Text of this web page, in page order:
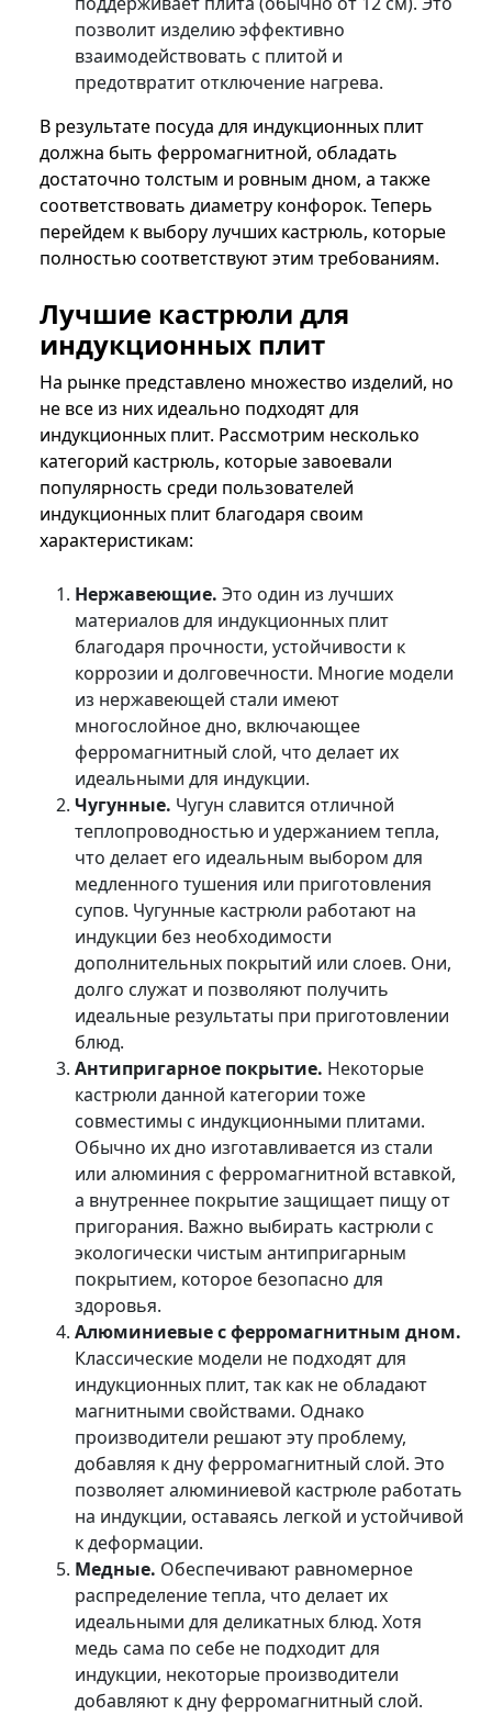
позволит изделию эффективно
взаимодействовать с плитой и
предотвратит отключение нагрева.
В результате посуда для индукционных плит
должна быть ферромагнитной, обладать
достаточно толстым и ровным дном, а также
соответствовать диаметру конфорок. Теперь
перейдем к выбору лучших кастрюль, которые
полностью соответствуют этим требованиям.
Лучшие кастрюли для
индукционных плит
На рынке представлено множество изделий, но
не все из них идеально подходят для
индукционных плит. Рассмотрим несколько
категорий кастрюль, которые завоевали
популярность среди пользователей
индукционных плит благодаря своим
характеристикам:
Нержавеющие. Это один из лучших
материалов для индукционных плит
благодаря прочности, устойчивости к
коррозии и долговечности. Многие модели
из нержавеющей стали имеют
многослойное дно, включающее
ферромагнитный слой, что делает их
идеальными для индукции.
Чугунные. Чугун славится отличной
теплопроводностью и удержанием тепла,
что делает его идеальным выбором для
медленного тушения или приготовления
супов. Чугунные кастрюли работают на
индукции без необходимости
дополнительных покрытий или слоев. Они,
долго служат и позволяют получить
идеальные результаты при приготовлении
блюд.
Антипригарное покрытие. Некоторые
кастрюли данной категории тоже
совместимы с индукционными плитами.
Обычно их дно изготавливается из стали
или алюминия с ферромагнитной вставкой,
а внутреннее покрытие защищает пищу от
пригорания. Важно выбирать кастрюли с
экологически чистым антипригарным
покрытием, которое безопасно для
здоровья.
Алюминиевые с ферромагнитным дном.
Классические модели не подходят для
индукционных плит, так как не обладают
магнитными свойствами. Однако
производители решают эту проблему,
добавляя к дну ферромагнитный слой. Это
позволяет алюминиевой кастрюле работать
на индукции, оставаясь легкой и устойчивой
к деформации.
Медные. Обеспечивают равномерное
распределение тепла, что делает их
идеальными для деликатных блюд. Хотя
медь сама по себе не подходит для
индукции, некоторые производители
добавляют к дну ферромагнитный слой.